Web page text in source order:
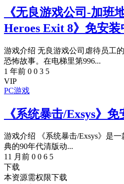
《无良游戏公司-加班
Heroes Exit 8》免安装
游戏介绍 无良游戏公司虐待员工
恐怖故事。在电梯里第996...
1 年前 0 0 3 5
VIP
PC游戏
《系统暴击/Exsys》
游戏介绍 《系统暴击/Exsys》是
典的90年代清版动...
11 月前 0 0 6 5
下载
本资源需权限下载